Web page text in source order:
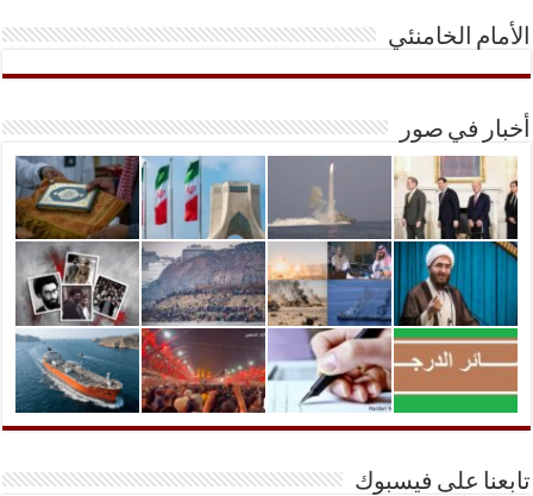
الأمام الخامنئي
أخبار في صور
تابعنا على فيسبوك